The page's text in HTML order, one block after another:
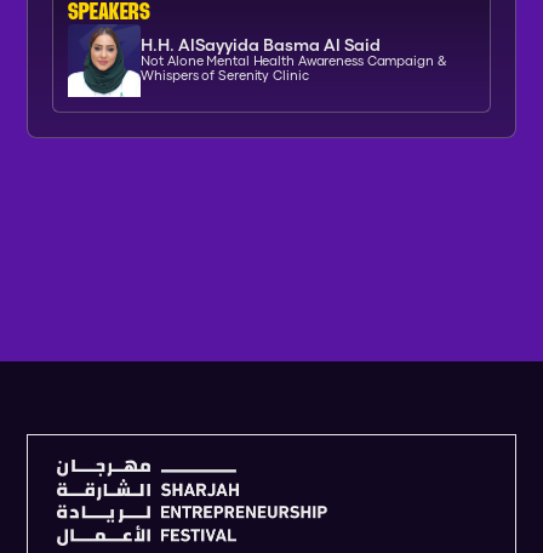
SPEAKERs
H.H. AlSayyida Basma Al Said
Not Alone Mental Health Awareness Campaign &
Whispers of Serenity Clinic